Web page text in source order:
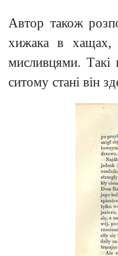
Автор також
хижака в хащах,
мисливцями.
ситому стані він